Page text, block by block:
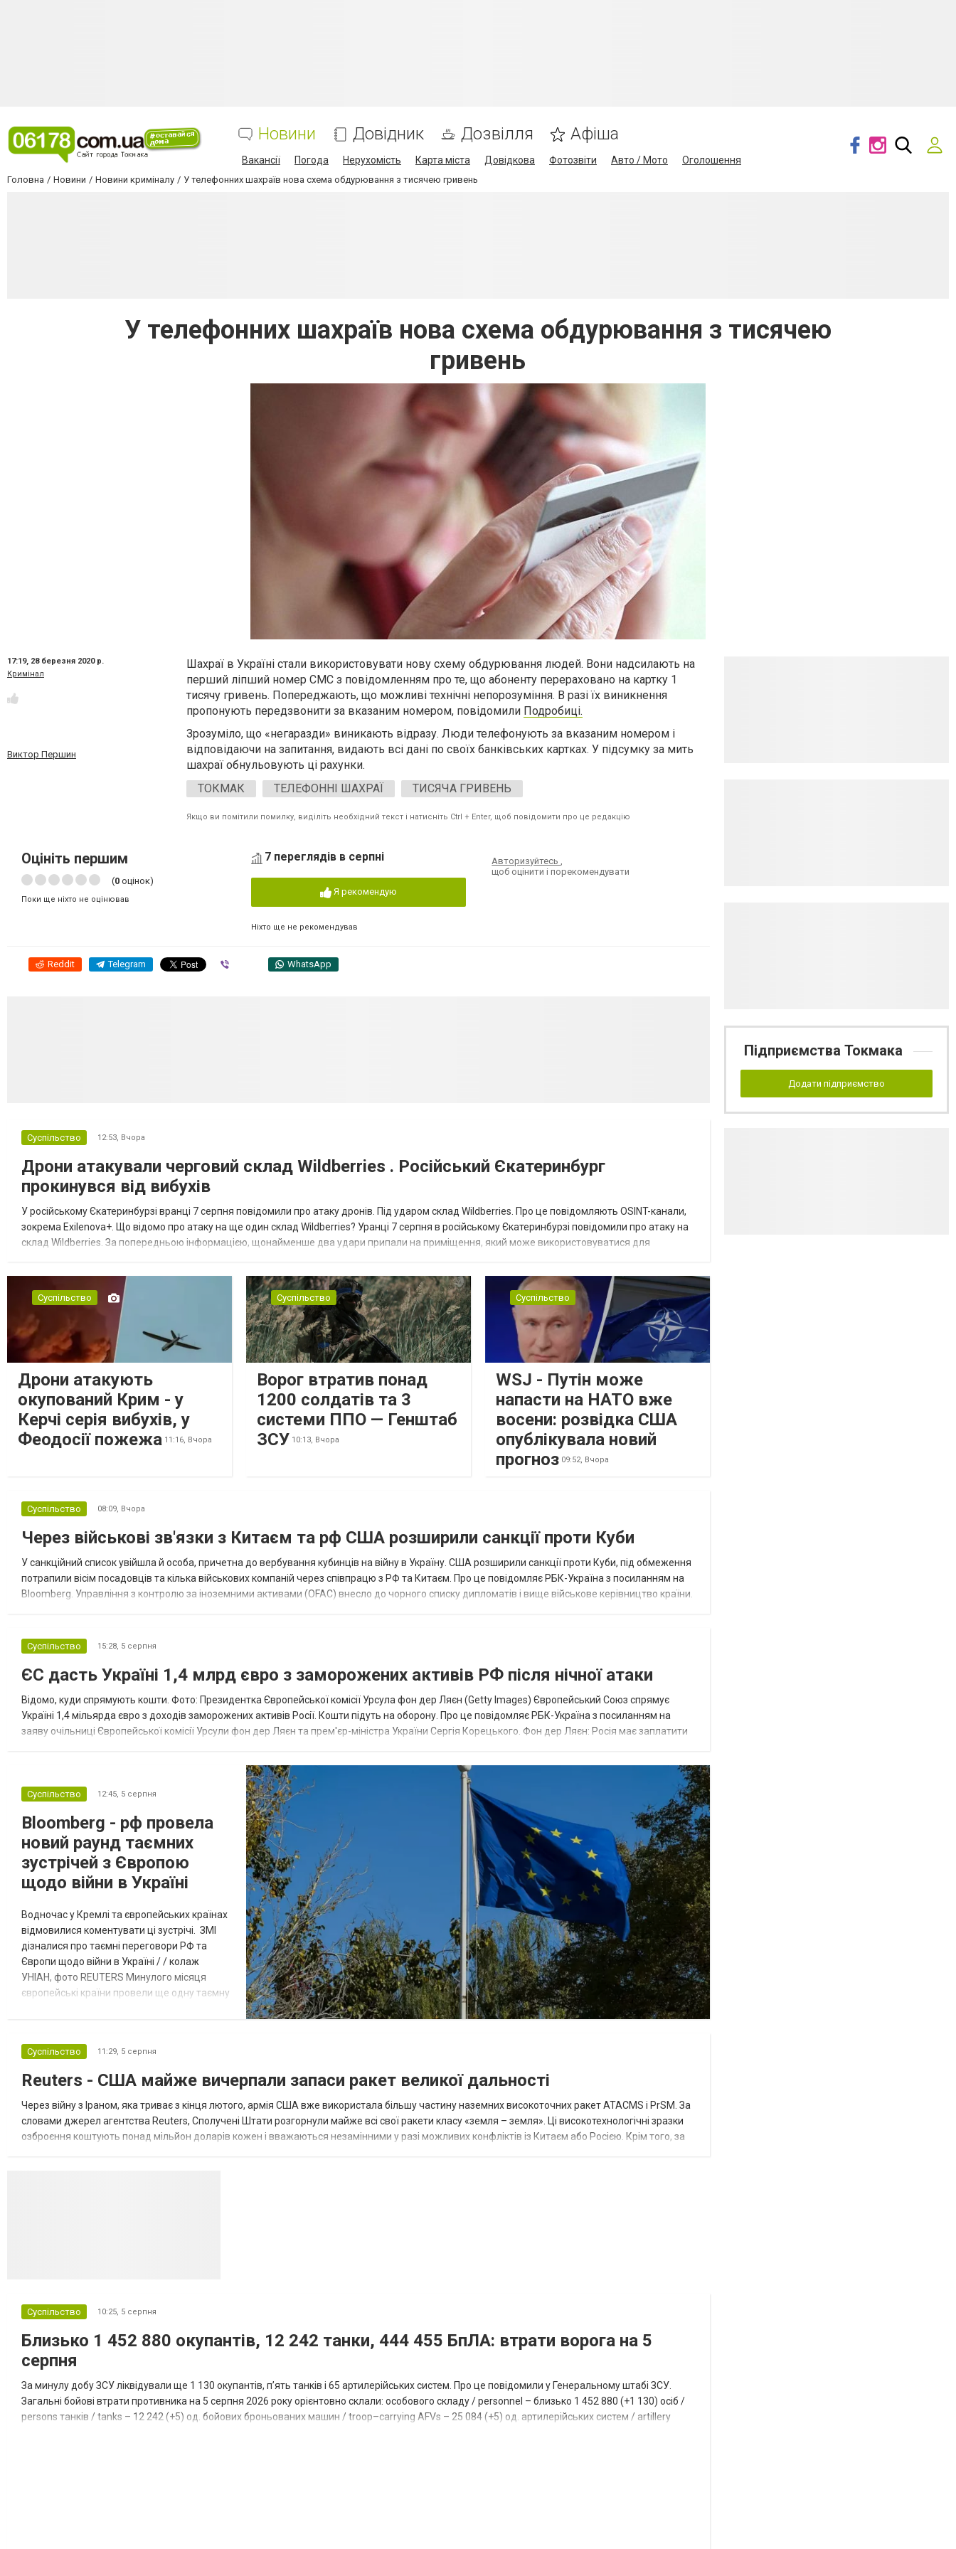
Новини Довідник Дозвілля Афіша
Вакансії Погода Нерухомість Карта міста Довідкова Фотозвіти Авто / Мото Оголошення
Головна Новини Новини криміналу У телефонних шахраїв нова схема обдурювання з тисячею гривень
У телефонних шахраїв нова схема обдурювання з тисячею
гривень
17:19, 28 березня 2020 р.
Кримінал
Виктор Першин
Шахраї в Україні стали використовувати нову схему обдурювання людей. Вони надсилають на
перший ліпший номер СМС з повідомленням про те, що абоненту перераховано на картку 1
тисячу гривень. Попереджають, що можливі технічні непорозуміння. В разі їх виникнення
пропонують передзвонити за вказаним номером, повідомили Подробиці.
Зрозуміло, що «негаразди» виникають відразу. Люди телефонують за вказаним номером і
відповідаючи на запитання, видають всі дані по своїх банківських картках. У підсумку за мить
шахраї обнульовують ці рахунки.
ТОКМАК
ТЕЛЕФОННІ ШАХРАЇ ТИСЯЧА ГРИВЕНЬ
Якщо ви помітили помилку, виділіть необхідний текст і натисніть Ctrl + Enter, щоб повідомити про це редакцію
Оцініть першим
(0 оцінок)
Поки ще ніхто не оцінював
7 переглядів в серпні
Я рекомендую
Ніхто ще не рекомендував
Авторизуйтесь,
щоб оцінити і порекомендувати
Reddit Telegram WhatsApp
Суспільство 12:53, Вчора
Дрони атакували черговий склад Wildberries . Російський Єкатеринбург
прокинувся від вибухів
У російському Єкатеринбурзі вранці 7 серпня повідомили про атаку дронів. Під ударом склад Wildberries. Про це повідомляють OSINT-канали,
зокрема Exilenova+. Що відомо про атаку на ще один склад Wildberries? Уранці 7 серпня в російському Єкатеринбурзі повідомили про атаку на
склад Wildberries. За попередньою інформацією, щонайменше два удари припали на приміщення, який може використовуватися для
Суспільство
Дрони атакують
окупований Крим - у
Керчі серія вибухів, у
Феодосії пожежа 11:16, Вчора
Суспільство
Ворог втратив понад
1200 солдатів та 3
системи ППО — Генштаб
ЗСУ 10:13, Вчора
Суспільство
WSJ - Путін може
напасти на НАТО вже
восени: розвідка США
опублікувала новий
прогноз 09:52, Вчора
Суспільство 08:09, Вчора
Через військові зв'язки з Китаєм та рф США розширили санкції проти Куби
У санкційний список увійшла й особа, причетна до вербування кубинців на війну в Україну. США розширили санкції проти Куби, під обмеження
потрапили вісім посадовців та кілька військових компаній через співпрацю з РФ та Китаєм. Про це повідомляє РБК-Україна з посиланням на
Bloomberg. Управління з контролю за іноземними активами (OFAC) внесло до чорного списку дипломатів і вище військове керівництво країни.
Суспільство 15:28, 5 серпня
ЄС дасть Україні 1,4 млрд євро з заморожених активів РФ після нічної атаки
Відомо, куди спрямують кошти. Фото: Президентка Європейської комісії Урсула фон дер Ляєн (Getty Images) Європейський Союз спрямує
Україні 1,4 мільярда євро з доходів заморожених активів Росії. Кошти підуть на оборону. Про це повідомляє РБК-Україна з посиланням на
заяву очільниці Європейської комісії Урсули фон дер Ляєн та прем'єр-міністра України Сергія Корецького. Фон дер Ляєн: Росія має заплатити
Суспільство 12:45, 5 серпня
Bloomberg - рф провела
новий раунд таємних
зустрічей з Європою
щодо війни в Україні
Водночас у Кремлі та європейських країнах
відмовилися коментувати ці зустрічі. ЗМІ
дізналися про таємні переговори РФ та
Європи щодо війни в Україні / / колаж
УНІАН, фото REUTERS Минулого місяця
європейські країни провели ще одну таємну
зі сторони Європи до цих переговорів
долучилися колишні високопосадовці
Великої Британії, Франції, Німеччини та Р...
Суспільство 11:29, 5 серпня
Reuters - США майже вичерпали запаси ракет великої дальності
Через війну з Іраном, яка триває з кінця лютого, армія США вже використала більшу частину наземних високоточних ракет ATACMS і PrSM. За
словами джерел агентства Reuters, Сполучені Штати розгорнули майже всі свої ракети класу «земля – земля». Ці високотехнологічні зразки
озброєння коштують понад мільйон доларів кожен і вважаються незамінними у разі можливих конфліктів із Китаєм або Росією. Крім того, за
Суспільство 10:25, 5 серпня
Близько 1 452 880 окупантів, 12 242 танки, 444 455 БпЛА: втрати ворога на 5
серпня
За минулу добу ЗСУ ліквідували ще 1 130 окупантів, пʼять танків і 65 артилерійських систем. Про це повідомили у Генеральному штабі ЗСУ.
Загальні бойові втрати противника на 5 серпня 2026 року орієнтовно склали: особового складу / personnel – близько 1 452 880 (+1 130) осіб /
persons танків / tanks – 12 242 (+5) од. бойових броньованих машин / troop–carrying AFVs – 25 084 (+5) од. артилерійських систем / artillery
Підприємства Токмака
Додати підприємство